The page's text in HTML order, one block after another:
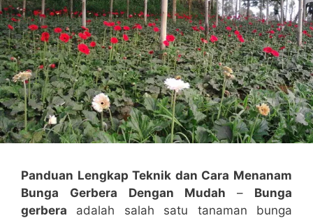
Panduan Lengkap Teknik dan Cara Menanam
Bunga Gerbera Dengan Mudah– Bunga
gerbera adalah salah satu tanaman bunga